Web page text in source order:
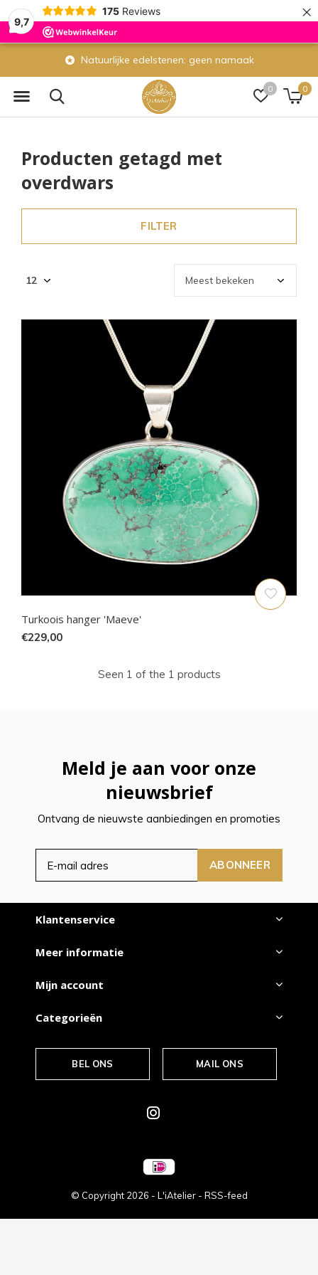
9,7
175 Reviews ×
0 0
Natuurlijke edelstenen: geen namaak
Producten getagd met
overdwars
FILTER
Turkoois hanger 'Maeve'
€229,00
Seen 1 of the 1 products
Meld je aan voor onze
nieuwsbrief
Ontvang de nieuwste aanbiedingen en promoties
ABONNEER
Klantenservice
Meer informatie
Mijn account
Categorieën
BEL ONS MAIL ONS
© Copyright 2026 - L'iAtelier - RSS-feed